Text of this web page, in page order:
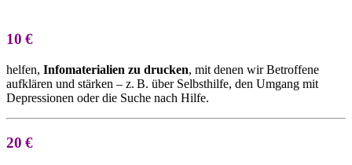
10 €
helfen, Infomaterialien zu drucken, mit denen wir Betroffene
aufklären und stärken – z. B. über Selbsthilfe, den Umgang mit
Depressionen oder die Suche nach Hilfe.
20 €